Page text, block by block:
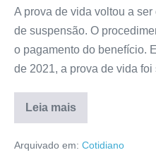
A prova de vida voltou a
de suspensão. O
o pagamento do benefício.
de 2021, a prova de vida
Leia mais
Arquivado em: Cotidiano